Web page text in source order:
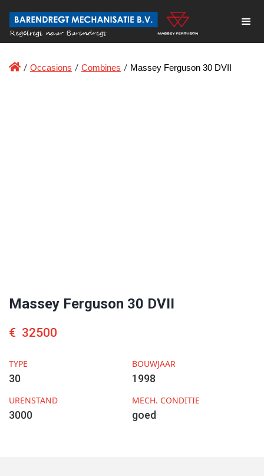
 / Occasions / Combines / Massey Ferguson 30 DVII
Massey Ferguson 30 DVII
€ 32500
TYPE
30
BOUWJAAR
1998
URENSTAND
3000
MECH. CONDITIE
goed